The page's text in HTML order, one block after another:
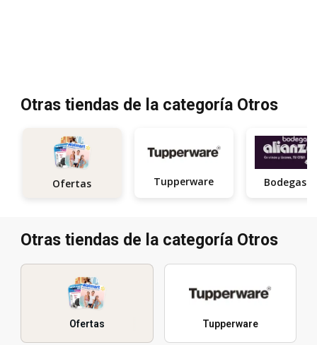
Otras tiendas de la categoría Otros
Ofertas Tupperware
Otras tiendas de la categoría Otros
Ofertas Tupperware